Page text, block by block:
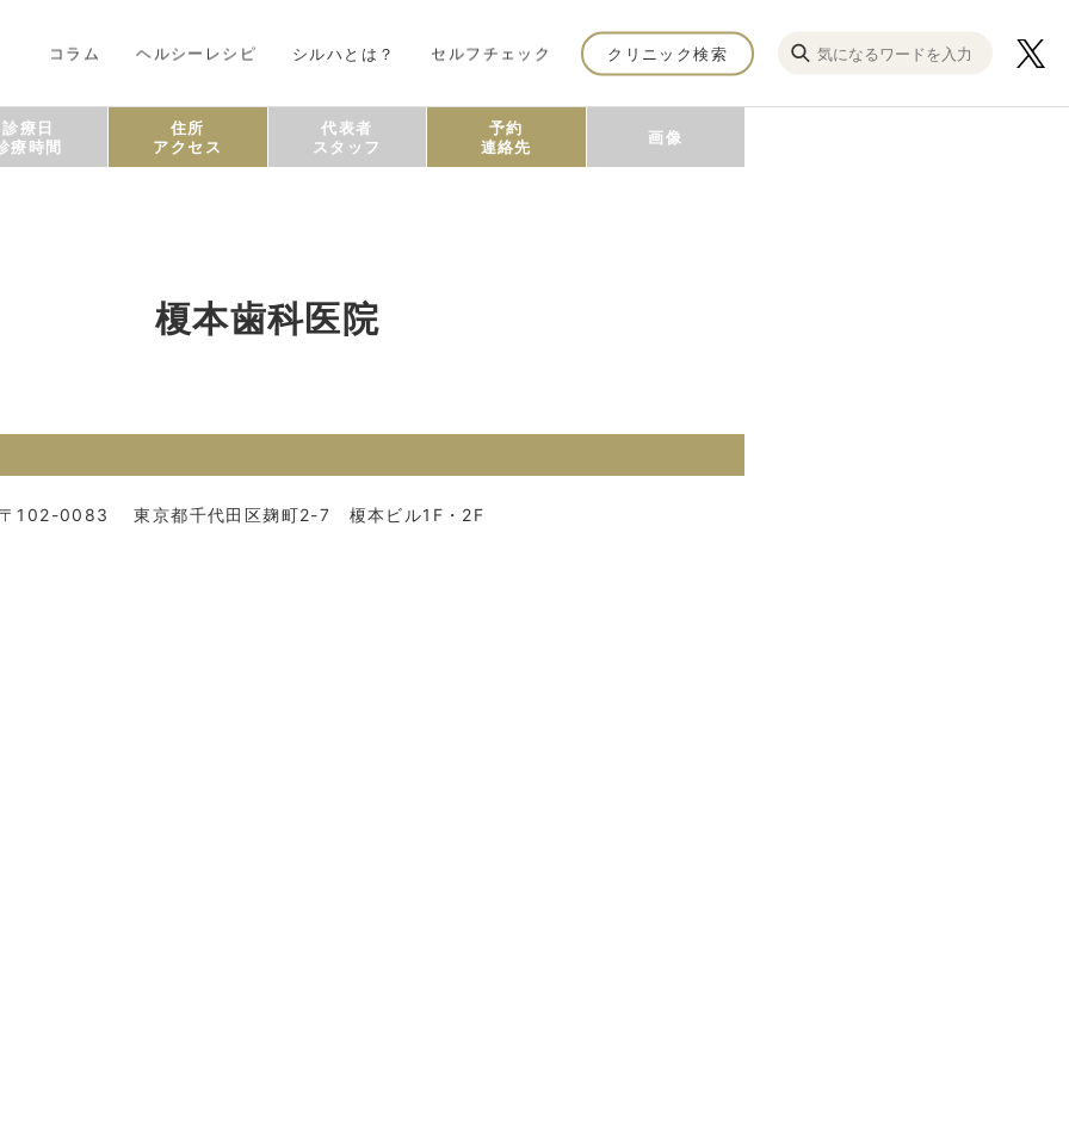
コラム ヘルシーレシピ シルハとは？ セルフチェック クリニック検索
診療日
療時間
住所
アクセス
代表者
スタッフ
予約
連絡先
画像
榎本歯科医院
〒102-0083 東京都千代田区麹町2-7 榎本ビル1F・2F